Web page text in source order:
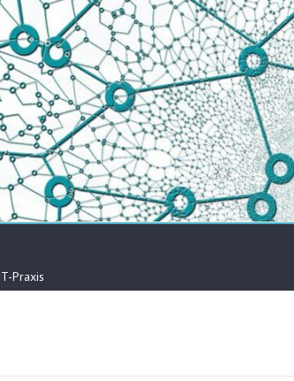
Praxis